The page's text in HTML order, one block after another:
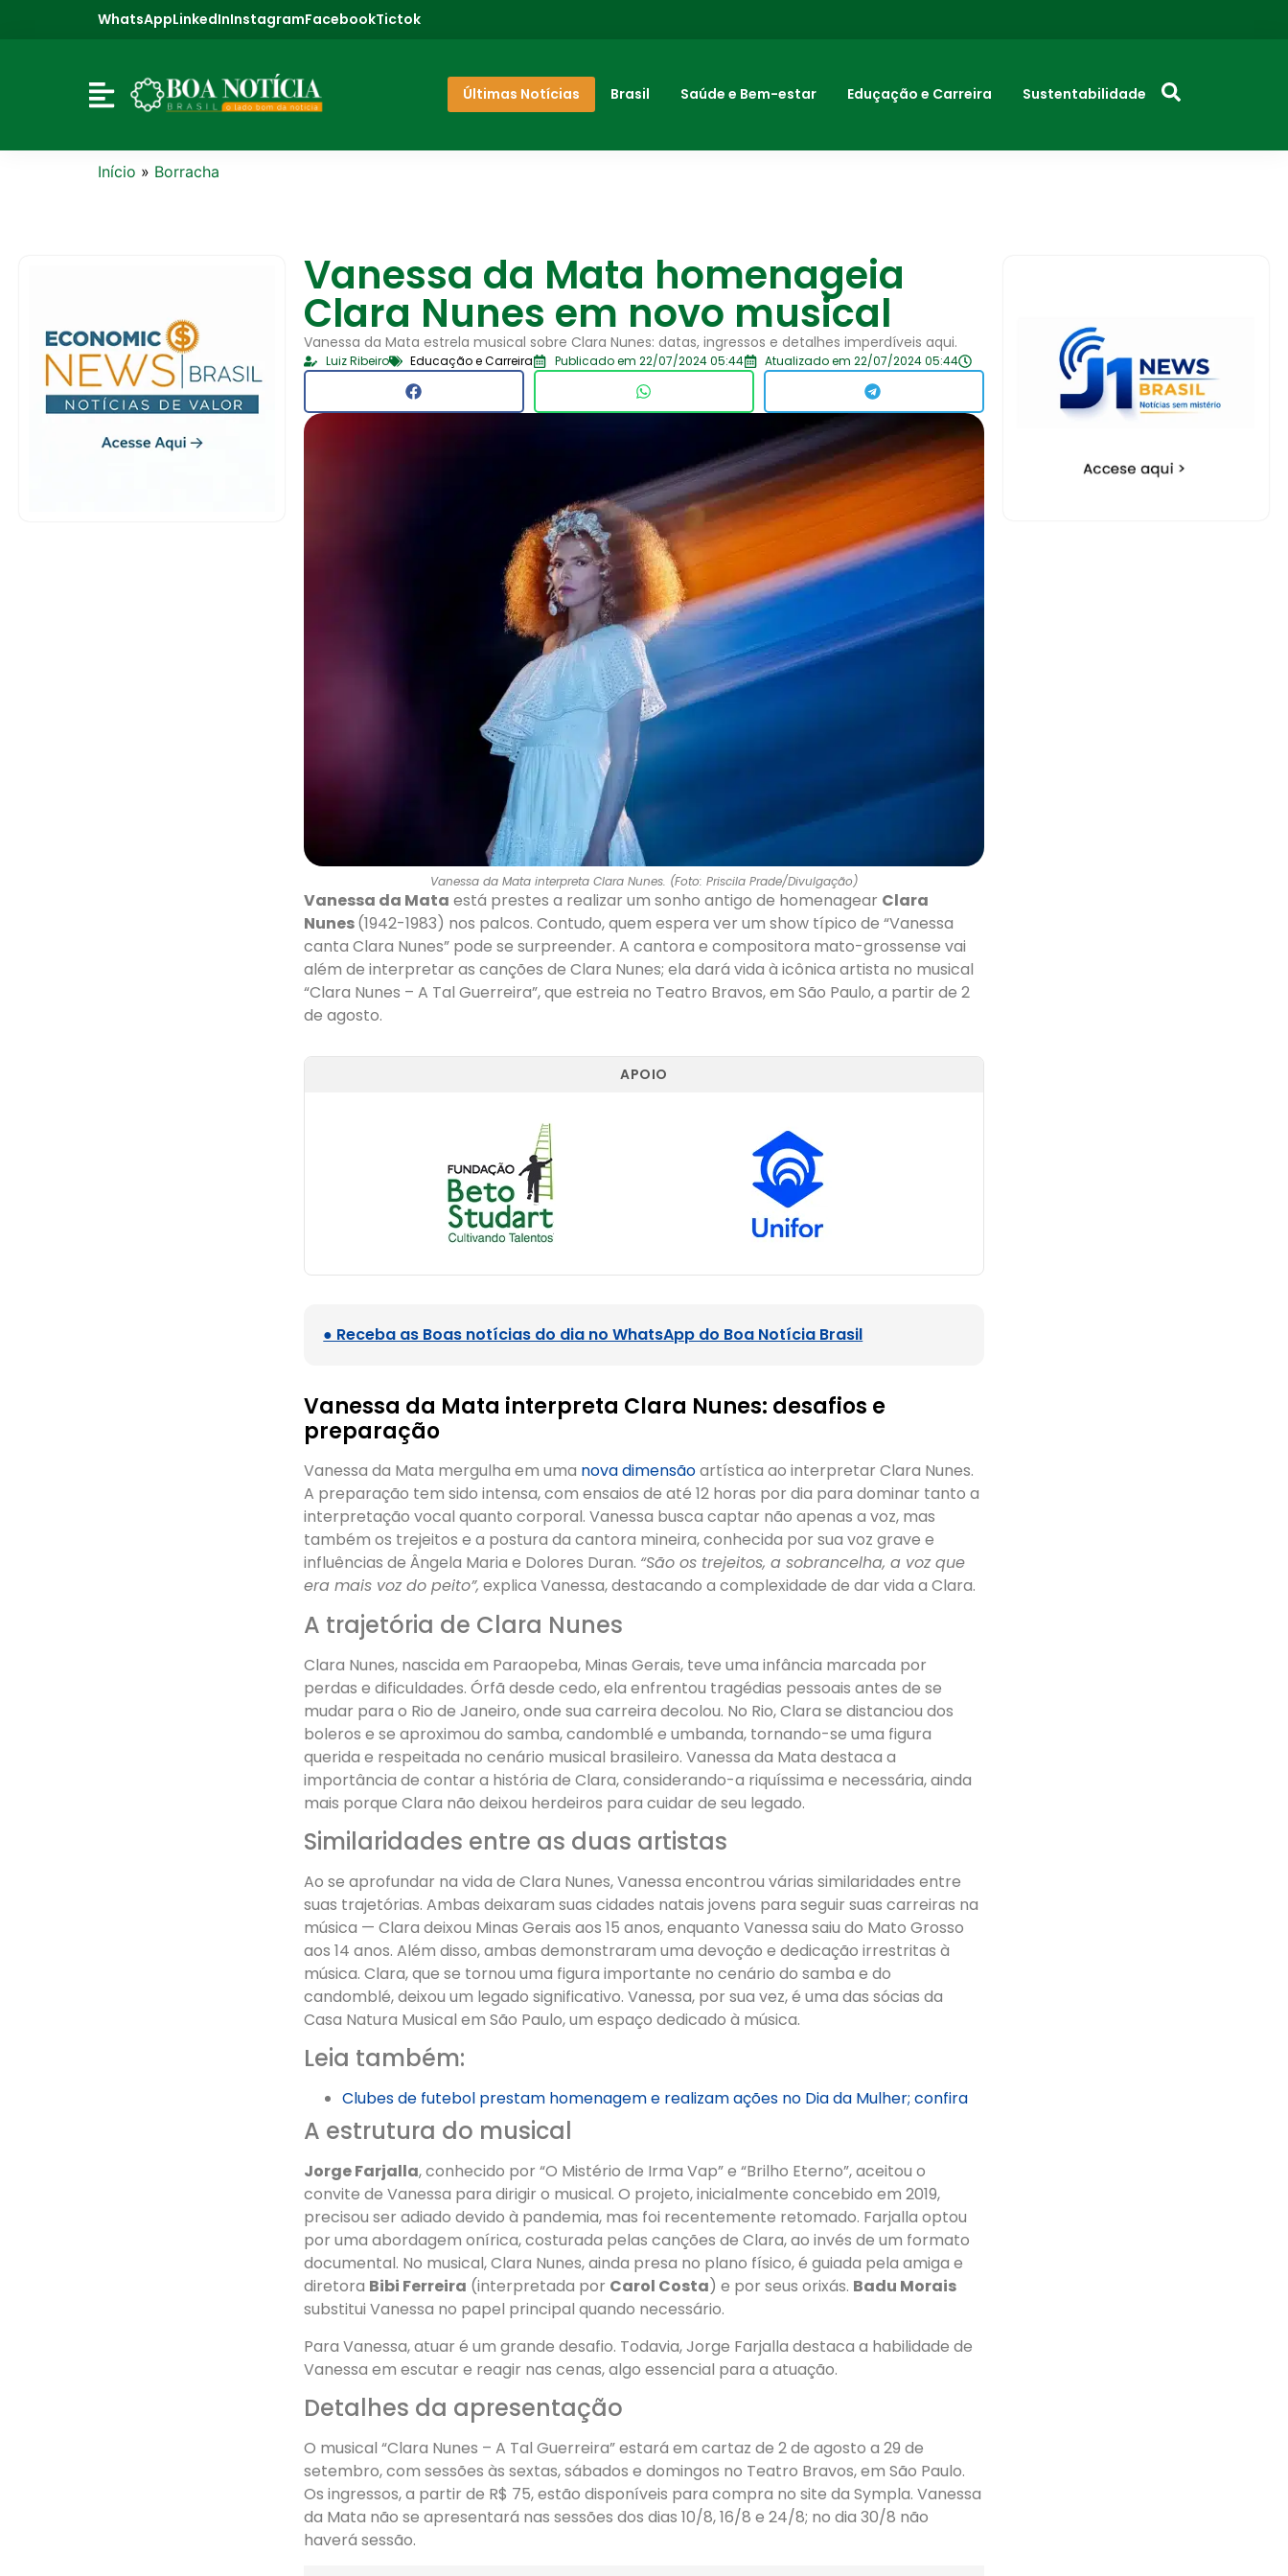
WhatsAppLinkedInInstagramFacebookTictok
Últimas Notícias Brasil Saúde e Bem-estar Eduçação e Carreira Sustentabilidade
Início » Borracha
Vanessa da Mata homenageia
Clara Nunes em novo musical
Vanessa da Mata estrela musical sobre Clara Nunes: datas, ingressos e detalhes imperdíveis aqui.
Luiz Ribeiro Educação e Carreira Publicado em 22/07/2024 05:44 Atualizado em 22/07/2024 05:44
Vanessa da Mata interpreta Clara Nunes. (Foto: Priscila Prade/Divulgação)
Vanessa da Mata está prestes a realizar um sonho antigo de homenagear Clara
Nunes(1942-1983) nos palcos. Contudo, quem espera ver um show típico de “Vanessa
canta Clara Nunes” pode se surpreender. A cantora e compositora mato-grossense vai
além de interpretar as canções de Clara Nunes; ela dará vida à icônica artista no musical
“Clara Nunes – A Tal Guerreira”, que estreia no Teatro Bravos, em São Paulo, a partir de 2
de agosto.
APOIO
● Receba as Boas notícias do dia no WhatsApp do Boa Notícia Brasil
Vanessa da Mata interpreta Clara Nunes: desafios e
preparação
Vanessa da Mata mergulha em uma nova dimensãoartística ao interpretar Clara Nunes.
A preparação tem sido intensa, com ensaios de até 12 horas por dia para dominar tanto a
interpretação vocal quanto corporal. Vanessa busca captar não apenas a voz, mas
também os trejeitos e a postura da cantora mineira, conhecida por sua voz grave e
influências de Ângela Maria e Dolores Duran. “São os trejeitos, a sobrancelha, a voz que
era mais voz do peito”, explica Vanessa, destacando a complexidade de dar vida a Clara.
A trajetória de Clara Nunes
Clara Nunes, nascida em Paraopeba, Minas Gerais, teve uma infância marcada por
perdas e dificuldades. Órfã desde cedo, ela enfrentou tragédias pessoais antes de se
mudar para o Rio de Janeiro, onde sua carreira decolou. No Rio, Clara se distanciou dos
boleros e se aproximou do samba, candomblé e umbanda, tornando-se uma figura
querida e respeitada no cenário musical brasileiro. Vanessa da Mata destaca a
importância de contar a história de Clara, considerando-a riquíssima e necessária, ainda
mais porque Clara não deixou herdeiros para cuidar de seu legado.
Similaridades entre as duas artistas
Ao se aprofundar na vida de Clara Nunes, Vanessa encontrou várias similaridades entre
suas trajetórias. Ambas deixaram suas cidades natais jovens para seguir suas carreiras na
música — Clara deixou Minas Gerais aos 15 anos, enquanto Vanessa saiu do Mato Grosso
aos 14 anos. Além disso, ambas demonstraram uma devoção e dedicação irrestritas à
música. Clara, que se tornou uma figura importante no cenário do samba e do
candomblé, deixou um legado significativo. Vanessa, por sua vez, é uma das sócias da
Casa Natura Musical em São Paulo, um espaço dedicado à música.
Leia também:
Clubes de futebol prestam homenagem e realizam ações no Dia da Mulher; confira
A estrutura do musical
Jorge Farjalla, conhecido por “O Mistério de Irma Vap” e “Brilho Eterno”, aceitou o
convite de Vanessa para dirigir o musical. O projeto, inicialmente concebido em 2019,
precisou ser adiado devido à pandemia, mas foi recentemente retomado. Farjalla optou
por uma abordagem onírica, costurada pelas canções de Clara, ao invés de um formato
documental. No musical, Clara Nunes, ainda presa no plano físico, é guiada pela amiga e
diretora Bibi Ferreira (interpretada por Carol Costa) e por seus orixás. Badu Morais
substitui Vanessa no papel principal quando necessário.
Para Vanessa, atuar é um grande desafio. Todavia, Jorge Farjalla destaca a habilidade de
Vanessa em escutar e reagir nas cenas, algo essencial para a atuação.
Detalhes da apresentação
O musical “Clara Nunes – A Tal Guerreira” estará em cartaz de 2 de agosto a 29 de
setembro, com sessões às sextas, sábados e domingos no Teatro Bravos, em São Paulo.
Os ingressos, a partir de R$ 75, estão disponíveis para compra no site da Sympla. Vanessa
da Mata não se apresentará nas sessões dos dias 10/8, 16/8 e 24/8; no dia 30/8 não
haverá sessão.